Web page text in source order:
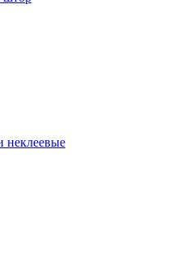
неклеевые